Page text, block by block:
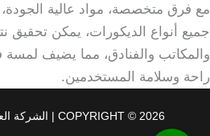
مع فرق متخصصة، مواد عالية
جميع أنواع الديكورات، يمكن تحقيق
والمكاتب والفنادق، مما يضيف
راحة وسلامة المستخدمين.
COPYRIGHT © 2026 | الشركة العالمية | 0503018197 |